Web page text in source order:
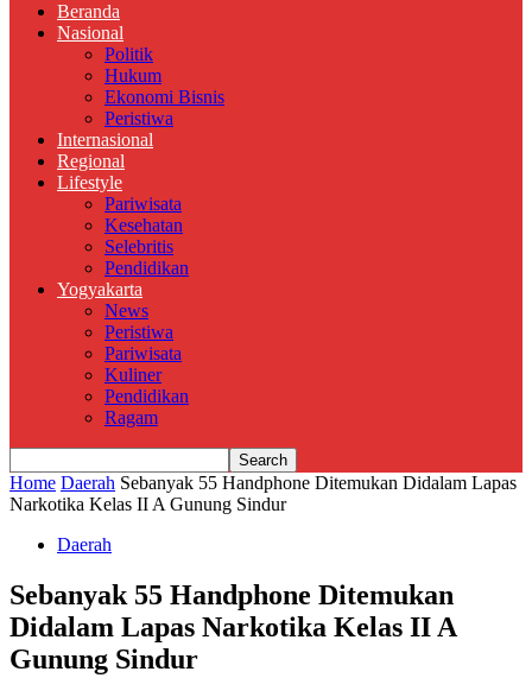
Beranda
Nasional
Politik
Hukum
Ekonomi Bisnis
Peristiwa
Internasional
Regional
Lifestyle
Pariwisata
Kesehatan
Selebritis
Pendidikan
Yogyakarta
News
Peristiwa
Pariwisata
Kuliner
Pendidikan
Ragam
Home Daerah Sebanyak 55 Handphone Ditemukan Didalam Lapas
Narkotika Kelas II A Gunung Sindur
Daerah
Sebanyak 55 Handphone Ditemukan
Didalam Lapas Narkotika Kelas II A
Gunung Sindur